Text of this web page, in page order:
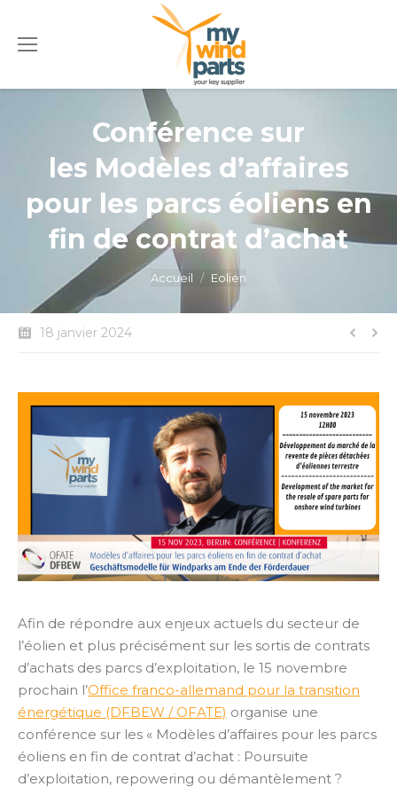
Conférence sur
les Modèles d’affaires
pour les parcs éoliens en
fin de contrat d’achat
Vous êtes ici : Accueil Eolien
18 janvier 2024
Afin de répondre aux enjeux actuels du secteur de
l’éolien et plus précisément sur les sortis de contrats
d’achats des parcs d’exploitation, le 15 novembre
prochain l’Office franco-allemand pour la transition
énergétique (DFBEW / OFATE) organise une
conférence sur les « Modèles d’affaires pour les parcs
éoliens en fin de contrat d’achat : Poursuite
d’exploitation, repowering ou démantèlement ?